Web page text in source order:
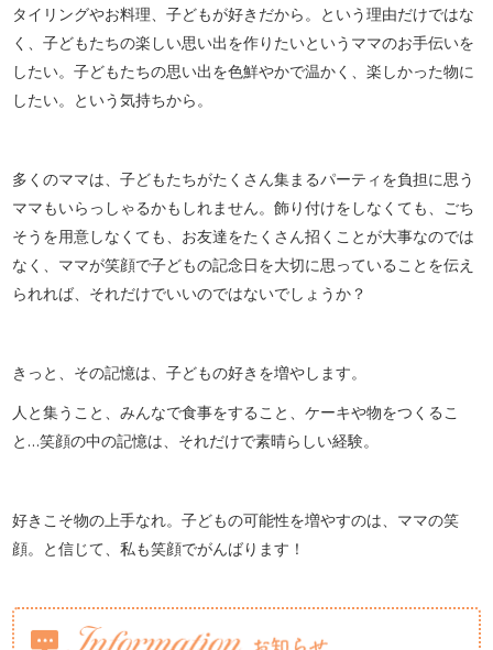
タイリングやお料理、子どもが好きだから。という理由だけではな
く、子どもたちの楽しい思い出を作りたいというママのお手伝いを
したい。子どもたちの思い出を色鮮やかで温かく、楽しかった物に
したい。という気持ちから。
多くのママは、子どもたちがたくさん集まるパーティを負担に思う
ママもいらっしゃるかもしれません。飾り付けをしなくても、ごち
そうを用意しなくても、お友達をたくさん招くことが大事なのでは
なく、ママが笑顔で子どもの記念日を大切に思っていることを伝え
られれば、それだけでいいのではないでしょうか？
きっと、その記憶は、子どもの好きを増やします。
人と集うこと、みんなで食事をすること、ケーキや物をつくるこ
と…笑顔の中の記憶は、それだけで素晴らしい経験。
好きこそ物の上手なれ。子どもの可能性を増やすのは、ママの笑
顔。と信じて、私も笑顔でがんばります！